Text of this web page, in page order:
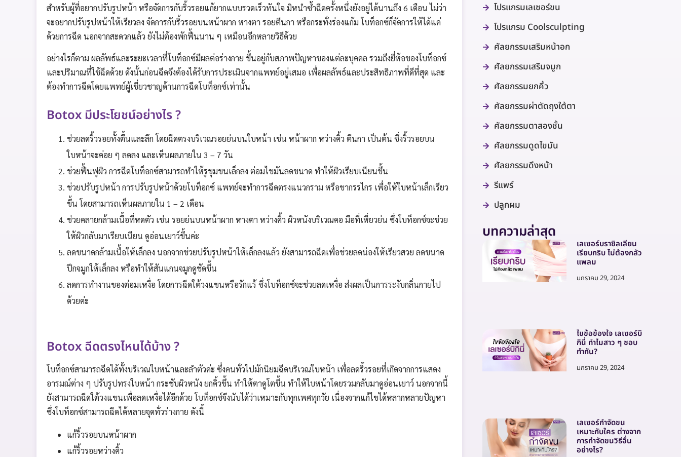
สำหรับผู้ที่อยากปรับรูปหน้า หรือจัดการกับริ้วรอยแก้ยากแบบรวดเร็วทันใจ มิหนำซ้ำฉีดครั้งหนึ่งยังอยู่ได้นานถึง 6 เดือน ไม่ว่า
จะอยากปรับรูปหน้าให้เรียวลง จัดการกับริ้วรอยบนหน้าผาก หางตา รอยตีนกา หรือกระทั่งร่องแก้ม โบท็อกซ์ก็จัดการให้ได้แค่
ด้วยการฉีด นอกจากสะดวกแล้ว ยังไม่ต้องพักฟื้นนาน ๆ เหมือนอีกหลายวิธีด้วย
อย่างไรก็ตาม ผลลัพธ์และระยะเวลาที่โบท็อกซ์มีผลต่อร่างกาย ขึ้นอยู่กับสภาพปัญหาของแต่ละบุคคล รวมถึงยี่ห้อของโบท็อกซ์
และปริมาณที่ใช้ฉีดด้วย ดังนั้นก่อนฉีดจึงต้องได้รับการประเมินจากแพทย์อยู่เสมอ เพื่อผลลัพธ์และประสิทธิภาพที่ดีที่สุด และ
ต้องทำการฉีดโดยแพทย์ผู้เชี่ยวชาญด้านการฉีดโบท็อกซ์เท่านั้น
Botox มีประโยชน์อย่างไร ?
ช่วยลดริ้วรอยทั้งตื้นและลึก โดยฉีดตรงบริเวณรอยย่นบนใบหน้า เช่น หน้าผาก หว่างคิ้ว ตีนกา เป็นต้น ซึ่งริ้วรอยบน
ใบหน้าจะค่อย ๆ ลดลง และเห็นผลภายใน 3 – 7 วัน
ช่วยฟื้นฟูผิว การฉีดโบท็อกซ์สามารถทำให้รูขุมขนเล็กลง ต่อมไขมันลดขนาด ทำให้ผิวเรียบเนียนขึ้น
ช่วยปรับรูปหน้า การปรับรูปหน้าด้วยโบท็อกซ์ แพทย์จะทำการฉีดตรงแนวกราม หรือขากรรไกร เพื่อให้ใบหน้าเล็กเรียว
ขึ้น โดยสามารถเห็นผลภายใน 1 – 2 เดือน
ช่วยคลายกล้ามเนื้อที่หดตัว เช่น รอยย่นบนหน้าผาก หางตา หว่างคิ้ว ผิวหนังบริเวณคอ มือที่เหี่ยวย่น ซึ่งโบท็อกซ์จะช่วย
ให้ผิวกลับมาเรียบเนียน ดูอ่อนเยาว์ขึ้นค่ะ
ลดขนาดกล้ามเนื้อให้เล็กลง นอกจากช่วยปรับรูปหน้าให้เล็กลงแล้ว ยังสามารถฉีดเพื่อช่วยลดน่องให้เรียวสวย ลดขนาด
ปีกจมูกให้เล็กลง หรือทำให้สันแกนจมูกดูชัดขึ้น
ลดการทำงานของต่อมเหงื่อ โดยการฉีดใต้วงแขนหรือรักแร้ ซึ่งโบท็อกซ์จะช่วยลดเหงื่อ ส่งผลเป็นการระงับกลิ่นกายไป
ด้วยค่ะ
Botox ฉีดตรงไหนได้บ้าง ?
โบท็อกซ์สามารถฉีดได้ทั้งบริเวณใบหน้าและลำตัวค่ะ ซึ่งคนทั่วไปมักนิยมฉีดบริเวณใบหน้า เพื่อลดริ้วรอยที่เกิดจากการแสดง
อารมณ์ต่าง ๆ ปรับรูปทรงใบหน้า กระชับผิวหนัง ยกคิ้วขึ้น ทำให้ตาดูโตขึ้น ทำให้ใบหน้าโดยรวมกลับมาดูอ่อนเยาว์ นอกจากนี้
ยังสามารถฉีดใต้วงแขนเพื่อลดเหงื่อได้อีกด้วย โบท็อกซ์จึงนับได้ว่าเหมาะกับทุกเพศทุกวัย เนื่องจากแก้ไขได้หลากหลายปัญหา
ซึ่งโบท็อกซ์สามารถฉีดได้หลายจุดทั่วร่างกาย ดังนี้
แก้ริ้วรอยบนหน้าผาก
แก้ริ้วรอยหว่างคิ้ว
โปรแกรมเลเซอร์ขน
โปรแกรม Coolsculpting
ศัลยกรรมเสริมหน้าอก
ศัลยกรรมเสริมจมูก
ศัลยกรรมยกคิ้ว
ศัลยกรรมผ่าตัดถุงใต้ตา
ศัลยกรรมตาสองชั้น
ศัลยกรรมดูดไขมัน
ศัลยกรรมดึงหน้า
รีแพร์
ปลูกผม
บทความล่าสุด
เลเซอร์บราซิลเลี่ยน
เรียบกริบ ไม่ต้องกลัว
แพลม
มกราคม 29, 2024
ไขข้อข้องใจ เลเซอร์บิ
กินี่ ทำไมสาว ๆ ชอบ
ทำกัน?
มกราคม 29, 2024
เลเซอร์กำจัดขน
เหมาะกับใคร ต่างจาก
การกำจัดขนวิธีอื่น
อย่างไร?